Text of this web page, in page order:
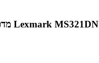
מדפסת לייזר שחור לבן Lexmark MS321DN